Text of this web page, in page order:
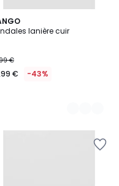
lanière cuir
€
€ -43%